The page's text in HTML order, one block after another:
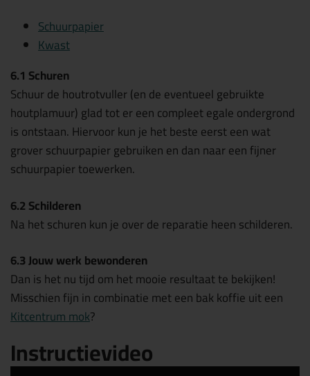
Schuurpapier
Kwast
6.1 Schuren
Schuur de houtrotvuller (en de eventueel gebruikte
houtplamuur) glad tot er een compleet egale ondergrond
is ontstaan. Hiervoor kun je het beste eerst een wat
grover schuurpapier gebruiken en dan naar een fijner
schuurpapier toewerken.
6.2 Schilderen
Na het schuren kun je over de reparatie heen schilderen.
6.3 Jouw werk bewonderen
Dan is het nu tijd om het mooie resultaat te bekijken!
Misschien fijn in combinatie met een bak koffie uit een
Kitcentrum mok?
Instructievideo